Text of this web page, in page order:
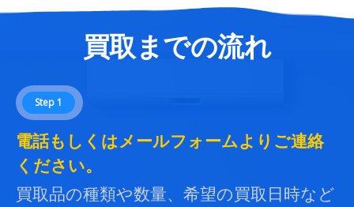
買取までの流れ
Step 1
電話もしくはメールフォームよりご連絡
ください。
買取品の種類や数量、希望の買取日時など